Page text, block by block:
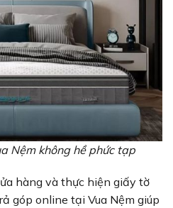
Nệm không hề phức tạp
hàng và thực hiện giấy tờ
góp online tại Vua Nệm giúp